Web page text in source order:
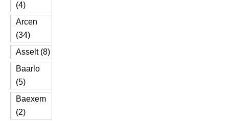
(4)
Arcen
(34)
Asselt (8)
Baarlo
(5)
Baexem
(2)